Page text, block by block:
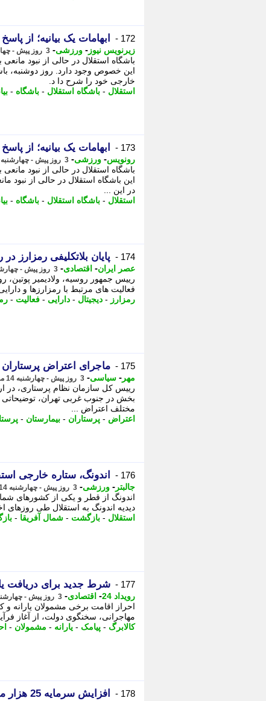
172 - ابهامات یک بیانیه؛ از
زیرنویس نیوز - ورزشی- 3 روز پیش - چهارشنبه 14 مرداد 1405، 11:08
باشگاه استقلال در حالی از نبود
این خصوص وجود دارد. روز دوشنبه،
خارجی خود را شرح دا د.
استقلال - باشگاه استقلال - باشگاه -
173 - ابهامات یک بیانیه؛ از
رونویس- ورزشی- 3 روز پیش - چهارشنبه 14 مرداد 1405، 10:58
باشگاه استقلال در حالی از نبود
این باشگاه استقلال در حالی از نبود
در این ...
استقلال - باشگاه استقلال - باشگاه -
174 - پایان بلاتکلیفی رمزارز
عصر ایران- اقتصادی- 3 روز پیش - چهارشنبه 14 مرداد 1405، 10:35
رییس جمهور روسیه، ولادیمیر
فعالیت های مرتبط با رمزارزها و
رمزارز - دیجیتال - دارایی - فعالیت -
175 - ماجرای اعتراض
مهر - سیاسی- 3 روز پیش - چهارشنبه 14 مرداد 1405، 10:35
رییس کل سازمان نظام پرستاری، در
بخش در جنوب غربی تهران، توضیحاتی
مختلف اعتراض ...
اعتراض - پرستاران - بیمارستان -
176 - اندونگ، ستاره خارجی
جالبتر - ورزشی- 3 روز پیش - چهارشنبه 14 مرداد 1405، 10:32
اندونگ از قطر و یکی از کشورهای
دیدیه اندونگ به استقلال طی
استقلال - بازگشت - شمال آفریقا -
177 - شرط جدید برای دریافت
رویداد 24 - اقتصادی- 3 روز پیش - چهارشنبه 14 مرداد 1405، 10:32
مهاجرانی، سخنگوی دولت، از آغاز
کالابرگ - پیامک - یارانه - مشمولان -
178 -
افزایش